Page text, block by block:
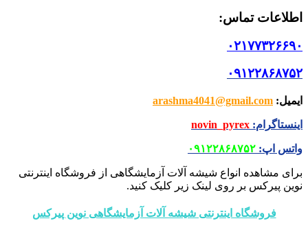
اطلاعات تماس:
۰۲۱۷۷۳۲۶۶۹۰
۰۹۱۲۲۸۶۸۷۵۲
ایمیل:
arashma4041@gmail.com
اینستاگرام:
novin_pyrex
واتس اپ: ۰۹۱۲۲۸۶۸۷۵۲
برای مشاهده انواع شیشه آلات آزمایشگاهی از فروشگاه اینترنتی
نوین پیرکس بر روی لینک زیر کلیک کنید.
فروشگاه اینترنتی شیشه آلات آزمایشگاهی نوین پیرکس